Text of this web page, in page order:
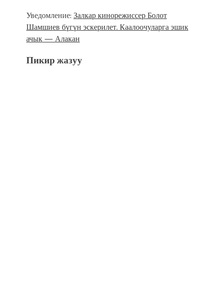
Уведомление: Залкар кинорежиссер Болот
Шамшиев бүгүн эскерилет. Каалоочуларга эшик
ачык — Алакан
Пикир жазуу